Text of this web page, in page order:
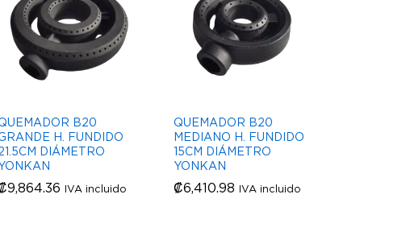
B20
H. FUNDIDO
DIÁMETRO
9,864.36 IVA incluido
9,864.36
QUEMADOR B20
MEDIANO H. FUNDIDO
15CM DIÁMETRO
YONKAN
₡6,410.98 IVA incluido
₡6,410.98